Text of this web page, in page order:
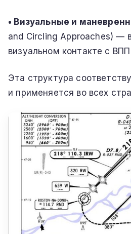
• Визуальные и
and Circling Approaches) —
визуальном контакте с
Эта структура
и применяется во всех